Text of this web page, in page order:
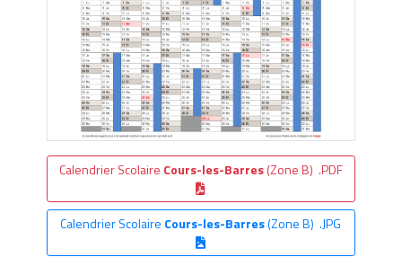
Calendrier Scolaire Cours-les-Barres(Zone B) .PDF
Calendrier Scolaire Cours-les-Barres(Zone B) .JPG